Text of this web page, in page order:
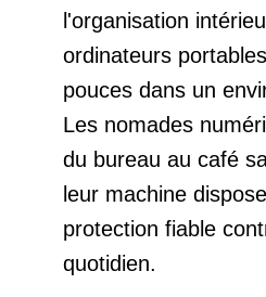
l'organisation
ordinateurs
pouces dans un
Les nomades
du bureau au café
leur machine
protection fiable
quotidien.